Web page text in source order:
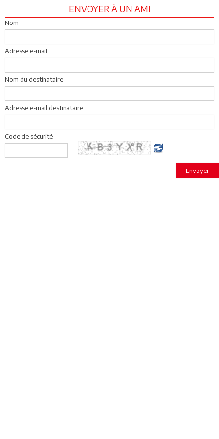
ENVOYER À UN AMI
Nom
Adresse e-mail
Nom du destinataire
Adresse e-mail destinataire
Code de sécurité
Envoyer